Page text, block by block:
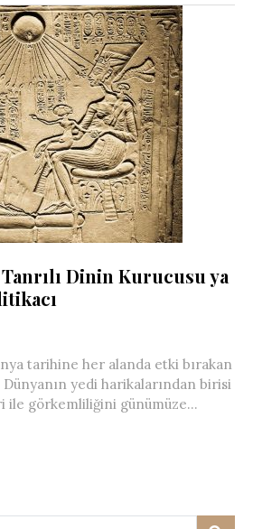
Dinin Kurucusu ya
tarihine her alanda etki bırakan
yedi harikalarından birisi
ile görkemliliğini günümüze...